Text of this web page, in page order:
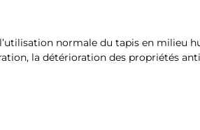
normale du tapis en milieu
la détérioration des propriétés